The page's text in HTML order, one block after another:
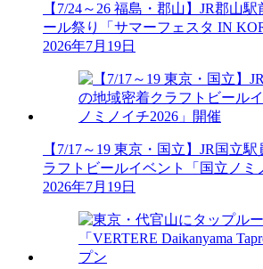
【7/24～26 福島・郡山】JR郡山
ール祭り「サマーフェスタ IN
2026年7月19日
【7/17～19 東京・国立】JR国立
ラフトビールイベント「国立ノミ
2026年7月19日